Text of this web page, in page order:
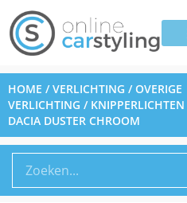
HOME /VERLICHTING /OVERIGE
VERLICHTING / KNIPPERLICHTEN
DACIA DUSTER CHROOM